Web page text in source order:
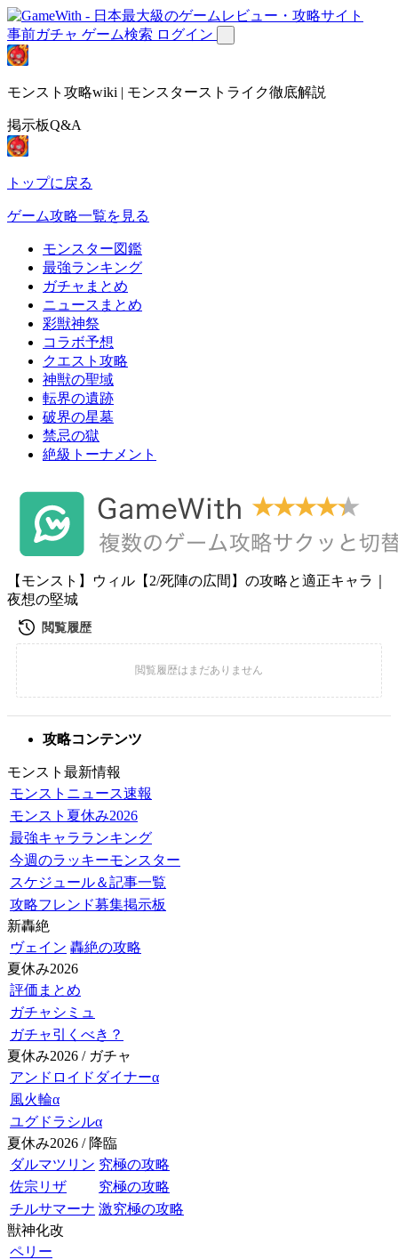
事前ガチャ ゲーム検索 ログイン
モンスト攻略wiki | モンスターストライク徹底解説
掲示板Q&A
トップに戻る
ゲーム攻略一覧を見る
モンスター図鑑
最強ランキング
ガチャまとめ
ニュースまとめ
彩獣神祭
コラボ予想
クエスト攻略
神獣の聖域
転界の遺跡
破界の星墓
禁忌の獄
絶級トーナメント
【モンスト】ウィル【2/死陣の広間】の攻略と適正キャラ｜
夜想の堅城
攻略コンテンツ
モンスト最新情報
モンストニュース速報
モンスト夏休み2026
最強キャラランキング
今週のラッキーモンスター
スケジュール＆記事一覧
攻略フレンド募集掲示板
新轟絶
ヴェイン 轟絶の攻略
夏休み2026
評価まとめ
ガチャシミュ
ガチャ引くべき？
夏休み2026 / ガチャ
アンドロイドダイナーα
風火輪α
ユグドラシルα
夏休み2026 / 降臨
ダルマツリン 究極の攻略
佐宗リザ
究極の攻略
チルサマーナ 激究極の攻略
獣神化改
ペリー